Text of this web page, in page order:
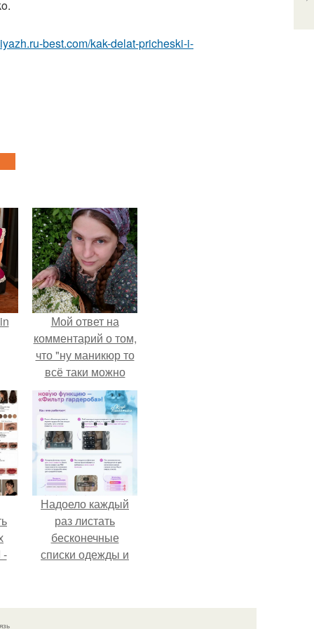
best.com/kak-delat-pricheski-i-
Мой ответ на
комментарий о том,
что "ну маникюр то
всё таки можно
было бы сделать.
-
Надоело каждый
раз листать
бесконечные
списки одежды и
кусочкам?